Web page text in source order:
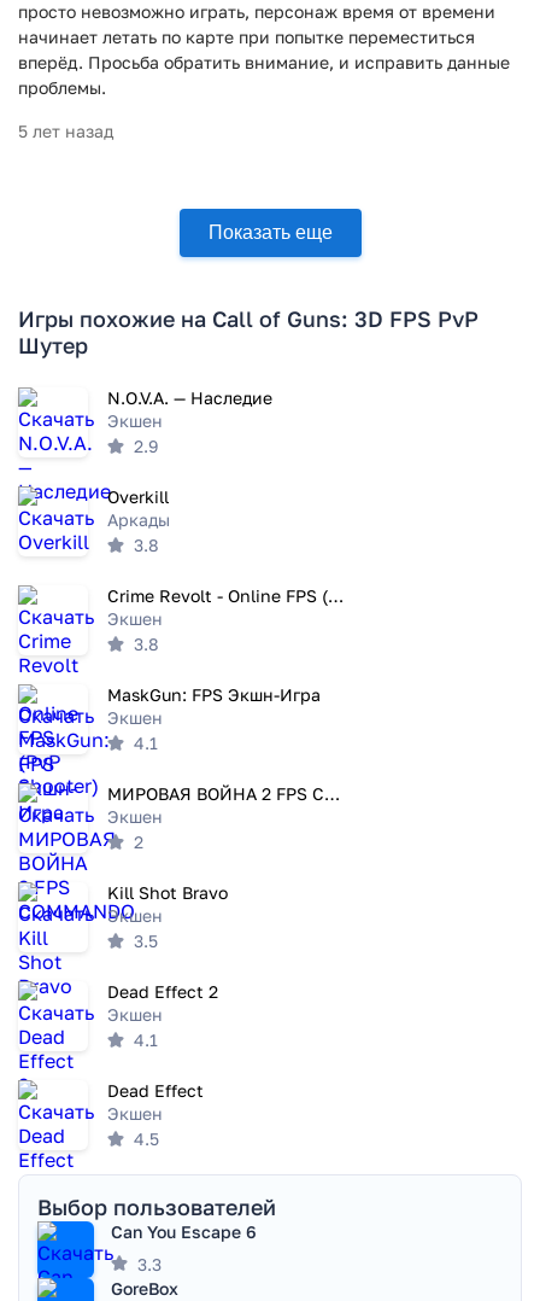
просто невозможно играть, персонаж время от времени
начинает летать по карте при попытке переместиться
вперёд. Просьба обратить внимание, и исправить данные
проблемы.
5 лет назад
Показать еще
Игры похожие на Call of Guns: 3D FPS PvP
Шутер
N.O.V.A. — Наследие
Экшен
2.9
Overkill
Аркады
3.8
Crime Revolt - Online FPS (PvP Shooter)
Экшен
3.8
MaskGun: FPS Экшн-Игра
Экшен
4.1
МИРОВАЯ ВОЙНА 2 FPS COMMANDO
Экшен
2
Kill Shot Bravo
Экшен
3.5
Dead Effect 2
Экшен
4.1
Dead Effect
Экшен
4.5
Выбор пользователей
Can You Escape 6
3.3
GoreBox